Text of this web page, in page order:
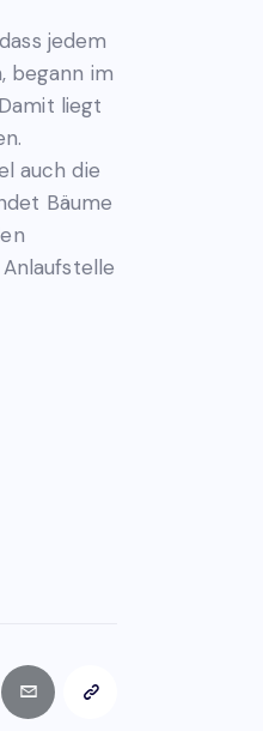
jedem
begann im
liegt
auch die
Bäume